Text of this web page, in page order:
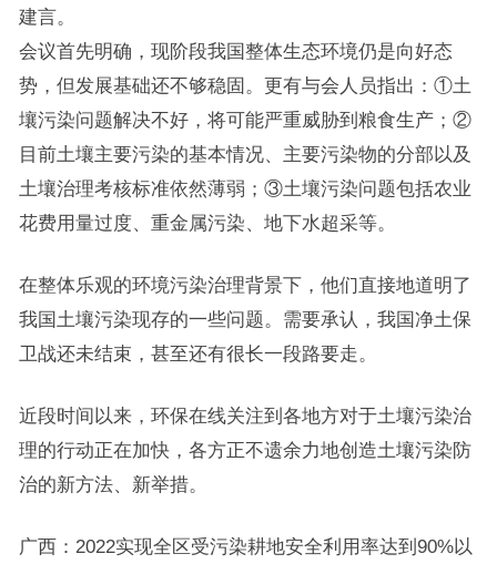
建言。
会议首先明确，现阶段我国整体生态环境仍是向好态
势，但发展基础还不够稳固。更有与会人员指出：①土
壤污染问题解决不好，将可能严重威胁到粮食生产；②
目前土壤主要污染的基本情况、主要污染物的分部以及
土壤治理考核标准依然薄弱；③土壤污染问题包括农业
花费用量过度、重金属污染、地下水超采等。
在整体乐观的环境污染治理背景下，他们直接地道明了
我国土壤污染现存的一些问题。需要承认，我国净土保
卫战还未结束，甚至还有很长一段路要走。
近段时间以来，环保在线关注到各地方对于土壤污染治
理的行动正在加快，各方正不遗余力地创造土壤污染防
治的新方法、新举措。
广西：2022实现全区受污染耕地安全利用率达到90%以